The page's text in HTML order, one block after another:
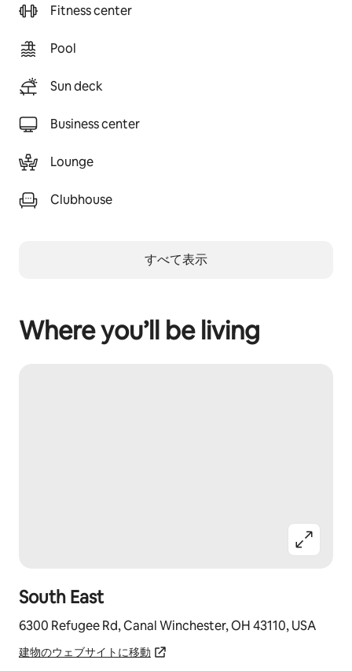
Fitness center
Pool
Sun deck
Business center
Lounge
Clubhouse
すべて表示
Where you’ll be living
South East
6300 Refugee Rd, Canal Winchester, OH 43110, USA
建物のウェブサイトに移動